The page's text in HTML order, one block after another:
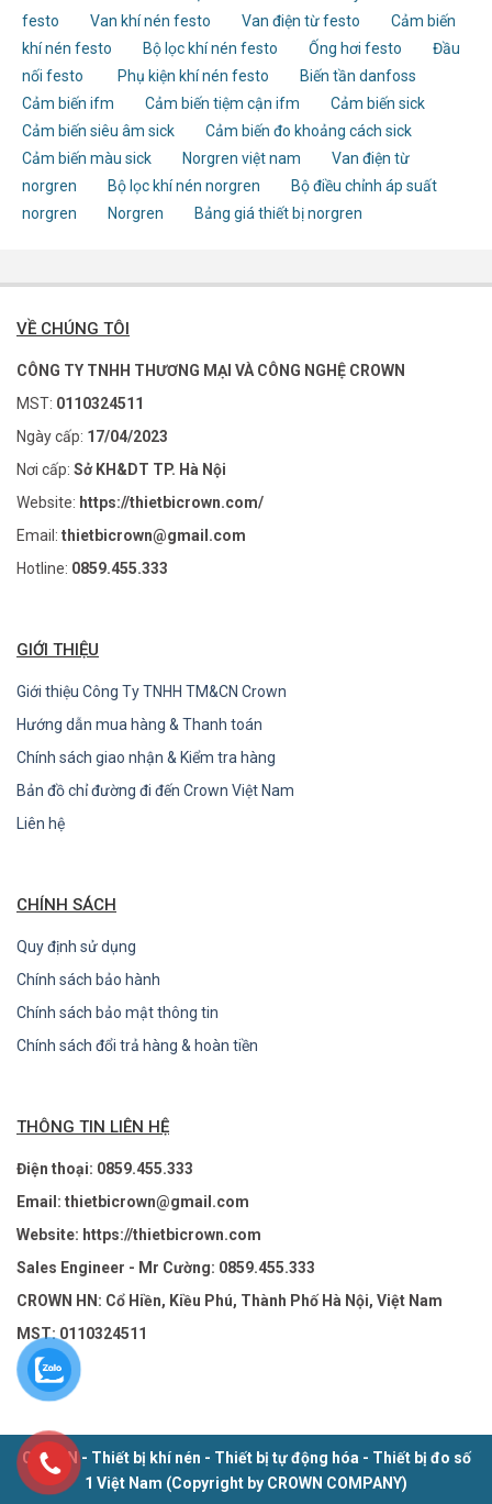
festo
Van khí nén festo Van điện từ festo
Cảm biến
khí nén festo
Bộ lọc khí nén festo Ống hơi festo
Đầu
nối festo
Phụ kiện khí nén festo
Biến tần danfoss
Cảm biến ifm
Cảm biến tiệm cận ifm
Cảm biến sick
Cảm biến siêu âm sick
Cảm biến đo khoảng cách sick
Cảm biến màu sick
Norgren việt nam
Van điện từ
norgren
Bộ lọc khí nén norgren
Bộ điều chỉnh áp suất
norgren
Norgren Bảng giá thiết bị norgren
VỀ CHÚNG TÔI
CÔNG TY TNHH THƯƠNG MẠI VÀ CÔNG NGHỆ CROWN
MST: 0110324511
Ngày cấp: 17/04/2023
Nơi cấp: Sở KH&DT TP. Hà Nội
Website: https://thietbicrown.com/
Email: thietbicrown@gmail.com
Hotline: 0859.455.333
GIỚI THIỆU
Giới thiệu Công Ty TNHH TM&CN Crown
Hướng dẫn mua hàng & Thanh toán
Chính sách giao nhận & Kiểm tra hàng
Bản đồ chỉ đường đi đến Crown Việt Nam
Liên hệ
CHÍNH SÁCH
Quy định sử dụng
Chính sách bảo hành
Chính sách bảo mật thông tin
Chính sách đổi trả hàng & hoàn tiền
THÔNG TIN LIÊN HỆ
Điện thoại: 0859.455.333
Email: thietbicrown@gmail.com
Website: https://thietbicrown.com
Sales Engineer - Mr Cường: 0859.455.333
CROWN HN: Cổ Hiền, Kiều Phú, Thành Phố Hà Nội, Việt Nam
MST: 0110324511
CROWN - Thiết bị khí nén - Thiết bị tự động hóa - Thiết bị đo số
1 Việt Nam (Copyright by CROWN COMPANY)